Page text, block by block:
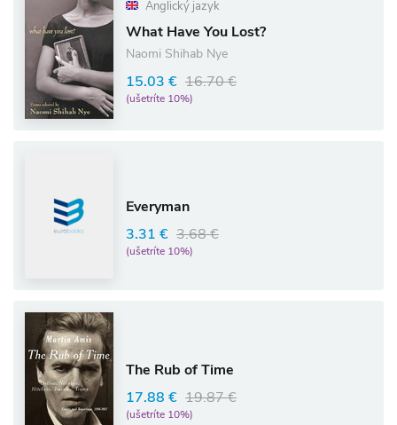
Anglický jazyk
What Have You Lost?
Naomi Shihab Nye
15.03 € 16.70 €
(ušetríte 10%)
Everyman
3.31 € 3.68 €
(ušetríte 10%)
The Rub of Time
17.88 € 19.87 €
(ušetríte 10%)